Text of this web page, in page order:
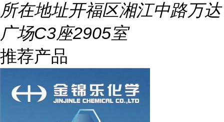
所在地址开福区湘江中路万达
广场C3座2905室
推荐产品